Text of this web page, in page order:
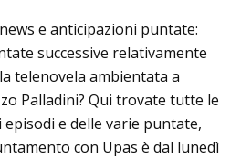
e anticipazioni puntate:
successive relativamente
telenovela ambientata a
Palladini? Qui trovate tutte le
e delle varie puntate,
con Upas è dal lunedì